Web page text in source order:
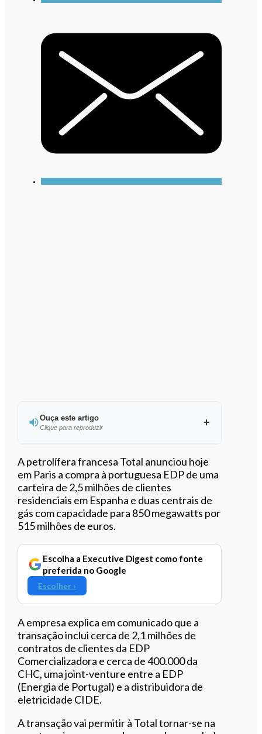
Ouça este artigo
Clique para reproduzir
Ouvir este artigo
A petrolífera francesa Total anunciou hoje
em Paris a compra à portuguesa EDP de uma
carteira de 2,5 milhões de clientes
residenciais em Espanha e duas centrais de
gás com capacidade para 850 megawatts por
515 milhões de euros.
Escolha a Executive Digest como fonte
preferida no Google
Escolher ›
A empresa explica em comunicado que a
transação inclui cerca de 2,1 milhões de
contratos de clientes da EDP
Comercializadora e cerca de 400.000 da
CHC, uma joint-venture entre a EDP
(Energia de Portugal) e a distribuidora de
eletricidade CIDE.
A transação vai permitir à Total tornar-se na